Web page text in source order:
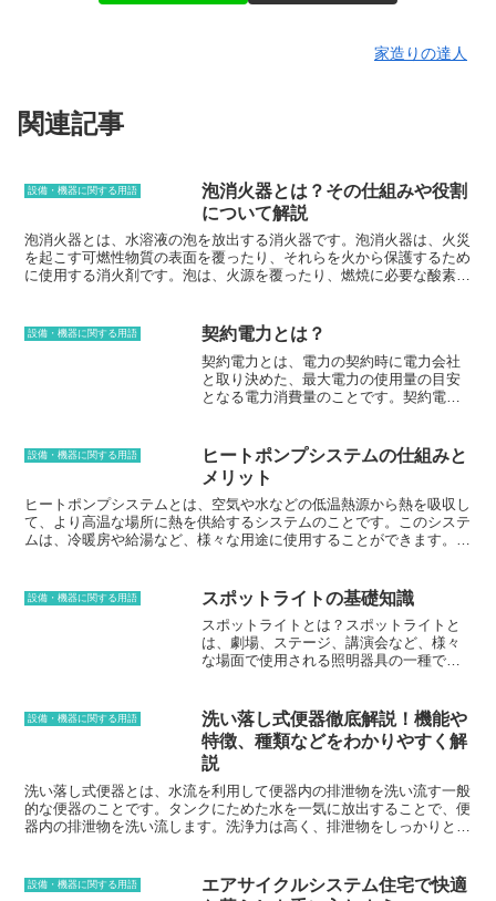
家造りの達人
関連記事
設備・機器に関する用語
泡消火器とは？その仕組みや役割
について解説
泡消火器とは、水溶液の泡を放出する消火器です。泡消火器は、火災
を起こす可燃性物質の表面を覆ったり、それらを火から保護するため
に使用する消火剤です。泡は、火源を覆ったり、燃焼に必要な酸素を
住宅火災、オフィス火災、工場火災、自動車火災、船舶火災など、あ
らゆる種類の火災に使用することができます。また、電気火災や可燃
性液体の火災にも使用することができます。
設備・機器に関する用語 契約電力とは？
契約電力とは、電力の契約時に電力会社
と取り決めた、最大電力の使用量の目安
となる電力消費量のことです。契約電力
負荷率などを踏まえて決定します。電気
を使用する機器の消費電力や使用状況を
検討し、将来的な電気使用量の増加にも
対応できるよう、余裕を持った契約電力
の設定が大切です。契約電力を超えた電
気を使用すると、超過電流が流れてブレ
力は余裕を持った設定にしておくことが
大切です。例えば、常に100kwの電力を
消費している場合は、120kwか150kwなど
のように、余裕を持った契約電力に設定
しておくのがよいでしょう。また、契約
模が拡大した場合などは、契約電力を増
やすか減らすかの検討が必要となりま
す。
設備・機器に関する用語
ヒートポンプシステムの仕組みと
メリット
ヒートポンプシステムとは、空気や水などの低温熱源から熱を吸収し
て、より高温な場所に熱を供給するシステムのことです。このシステ
ムは、冷暖房や給湯など、様々な用途に使用することができます。ヒ
は、地球温暖化の原因となる温室効果ガスの排出量を削減することが
できるため、環境にも優しいシステムと言えます。ヒートポンプシス
テムは、大きく分けて2つのタイプがあります。1つは、空気から熱
を吸収して室内に供給するエアースourceヒートポンプシステムで
す。もう1つは、水から熱を吸収して室内に供給するウォーターソー
庭に広く普及しています。一方、ウォーターソースヒートポンプシス
テムは、設置費用がやや高くなりますが、より高いエネルギー効率を
実現することができます。ヒートポンプシステムのメリットは、従来
の冷暖房システムよりもエネルギー効率が高いことです。これは、ヒ
ートポンプシステムが、熱源から熱を吸収して室内に供給するため、
燃料を燃焼させて熱を発生させる必要がないからです。また、ヒート
ポンプシステムは、冷暖房だけでなく、給湯にも使用することができ
を沸かす必要がないからです。ヒートポンプシステムは、従来の冷暖
房システムよりも経済的です。これは、ヒートポンプシステムが、エ
設備・機器に関する用語 スポットライトの基礎知識
スポットライトとは？スポットライトと
は、劇場、ステージ、講演会など、様々
な場面で使用される照明器具の一種で
ットライトには、様々な種類があり、用
途に応じて選択することができます。・
種類スポットライトの種類は、大きく分
けて2つです。・ハロゲンランプスポット
ライトハロゲンランプを使用するスポッ
トライトで、光のコントロール性に優れ
ています。・LEDスポットライトLEDを
使用するスポットライトで、省エネで長
に以下の用途で使用されます。・劇場や
ステージでの照明・講演会やプレゼンテ
設備・機器に関する用語
洗い落し式便器徹底解説！機能や
特徴、種類などをわかりやすく解
説
洗い落し式便器とは、水流を利用して便器内の排泄物を洗い流す一般
的な便器のことです。タンクにためた水を一気に放出することで、便
器内の排泄物を洗い流します。洗浄力は高く、排泄物をしっかりと洗
り、手動式はレバーを操作して水を流すタイプ、自動式はセンサーが
感知して自動的に水を流すタイプです。
設備・機器に関する用語
エアサイクルシステム住宅で快適